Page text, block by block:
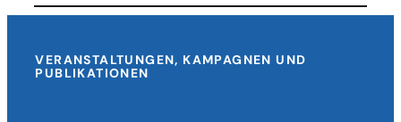
VERANSTALTUNGEN, KAMPAGNEN UND
PUBLIKATIONEN